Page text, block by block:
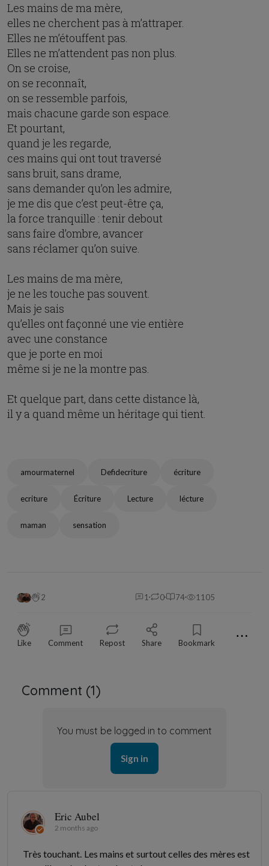
Les mains de ma mère,
elles ne cherchent pas à m’attraper.
Elles ne m’étouffent pas.
Elles ne m’attendent pas non plus.
On se croise,
on se reconnaît,
on se ressemble parfois,
mais chacune garde son espace.
Et pourtant,
quand je les regarde,
ces mains qui ont tout traversé
sans bruit, sans drame,
sans demander qu’on les admire,
je me dis que c’est peut-être ça,
la force tranquille : tenir debout
sans faire d’ombre, avancer
sans réclamer qu’on suive.
Les mains de ma mère,
je ne les touche pas souvent.
Mais je sais
qu’elles ont façonné une vie entière
avec une constance
que je porte en moi
même si je ne la montre pas.
Et quelque part, dans cette distance là,
il y a quand même un héritage qui tient.
amourmaternel Defidecriture écriture
ecriture Écriture Lecture lécture
maman sensation
2 1 0 74 1105
Like Comment Repost Share Bookmark ⋯
Comment (1)
You must be logged in to comment
Sign in
Eric Aubel
2 months ago
Très touchant. Les mains et surtout celles des mères est